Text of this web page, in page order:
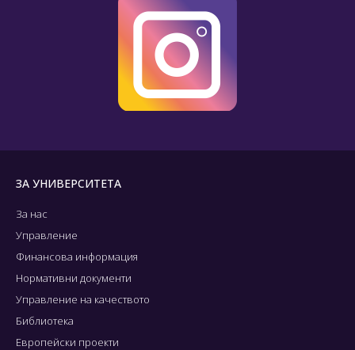
ЗА УНИВЕРСИТЕТА
За нас
Управление
Финансова информация
Нормативни документи
Управление на качеството
Библиотека
Европейски проекти